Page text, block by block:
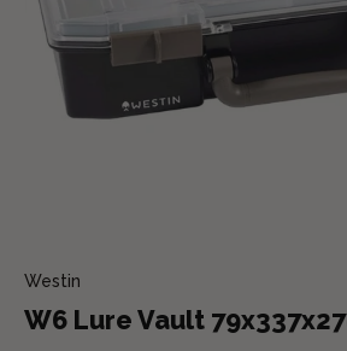
Westin
W6 Lure Vault